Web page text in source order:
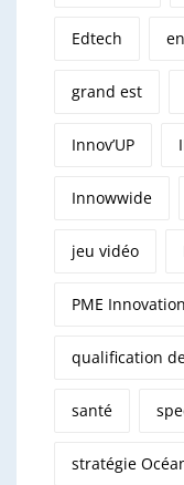
Edtech
grand est
Innov’UP
Innowwide
jeu vidéo
PME Innovation
qualification de
santé
stratégie